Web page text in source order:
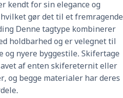
kendt for sin elegance og
gør det til et fremragende
Denne tagtype kombinerer
holdbarhed og er velegnet til
og nyere byggestile. Skifertage
af enten skifereternit eller
og begge materialer har deres